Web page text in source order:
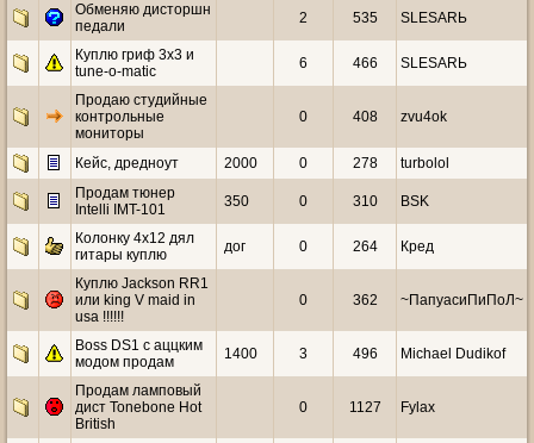
Обменяю дисторшн
педали
2 535 SLESARЬ
Куплю гриф 3х3 и
tune-o-matic
6 466 SLESARЬ
Продаю студийные
контрольные
мониторы
0 408 zvu4ok
Кейс, дредноут 2000 0 278
turbolol
Продам тюнер
Intelli IMT-101
350 0 310 BSK
Колонку 4х12 дял
гитары куплю
дог 0 264 Кред
Куплю Jackson RR1
или king V maid in
usa !!!!!!
0 362 ~ПапуасиПиПоЛ~
Boss DS1 с аццким
модом продам
1400 3 496 Michael Dudikof
Продам ламповый
дист Tonebone Hot
British
0 1127 Fylax